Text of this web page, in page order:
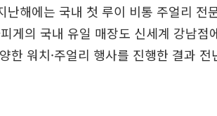
난해에는 국내 첫 루이 비통 주얼리 전
게의 국내 유일 매장도 신세계 강남점
한 워치·주얼리 행사를 진행한 결과